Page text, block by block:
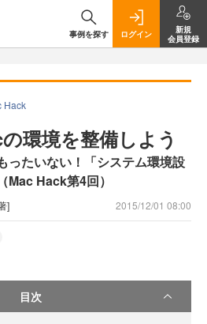
事例を探す ログイン
新規
会員登録
Hack
環境を整備しよう
ったいない！「システム環境設
Mac Hack第4回）
] 2015/12/01 08:00
目次